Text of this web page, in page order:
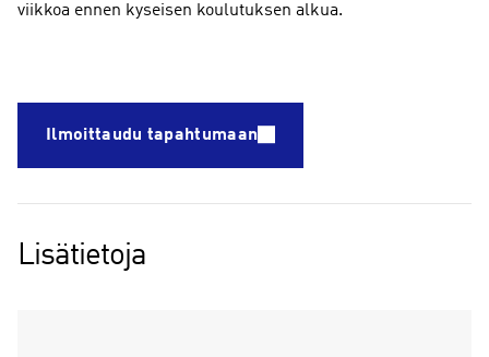
viikkoa ennen kyseisen koulutuksen alkua.
Ilmoittaudu tapahtumaan
Lisätietoja